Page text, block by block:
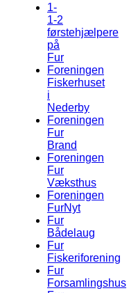
1-
1-2
førstehjælpere
på
Fur
Foreningen
Fiskerhuset
i
Nederby
Foreningen
Fur
Brand
Foreningen
Fur
Væksthus
Foreningen
FurNyt
Fur
Bådelaug
Fur
Fiskeriforening
Fur
Forsamlingshus